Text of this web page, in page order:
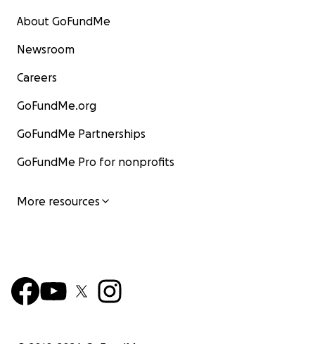
About GoFundMe
Newsroom
Careers
GoFundMe.org
GoFundMe Partnerships
GoFundMe Pro for nonprofits
More resources